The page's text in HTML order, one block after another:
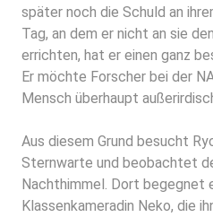
später noch die Schuld an
Tag, an dem er nicht an sie
errichten, hat er einen ganz
Er möchte Forscher bei der
Mensch überhaupt
Aus diesem Grund besucht
Sternwarte und beobachtet
Nachthimmel. Dort begegnet
Klassenkameradin Neko, die